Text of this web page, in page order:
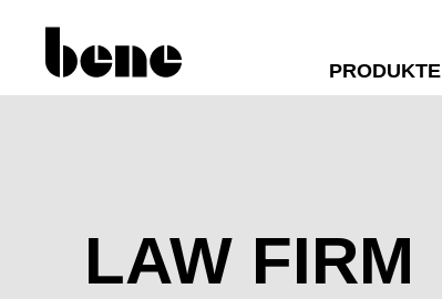
PRODUKTE
LAW FIRM